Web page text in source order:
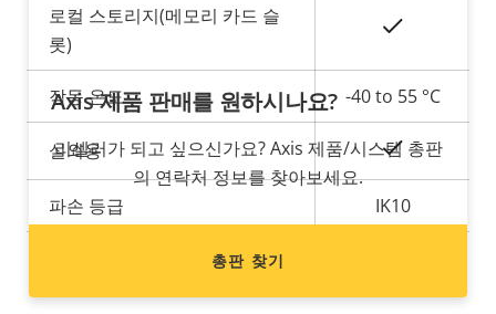
설
명
값
로컬 스토리지(메모리 카드 슬
롯)
작동 온도 -40 to 55 °C
실외용 예
파손 등급 IK10
Axis 제품 판매를 원하시나요?
리셀러가 되고 싶으신가요? Axis 제품/시스템 총판
의 연락처 정보를 찾아보세요.
총판 찾기